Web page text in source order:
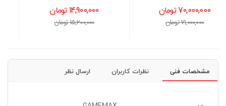
14,900,000 تومان
15,200,000 تومان 125,400,000 تومان
مشخصات فنی نظرات کاربران ارسال نظر